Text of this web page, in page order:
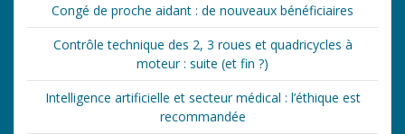
Congé de proche aidant : de nouveaux bénéficiaires
Contrôle technique des 2, 3 roues et quadricycles à
moteur : suite (et fin ?)
Intelligence artificielle et secteur médical : l’éthique est
recommandée